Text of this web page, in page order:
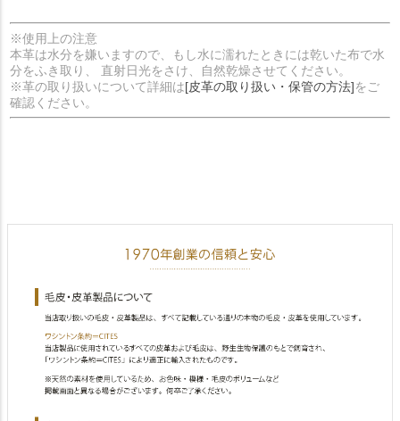
※使用上の注意
本革は水分を嫌いますので、もし水に濡れたときには乾いた布で水
分をふき取り、 直射日光をさけ、自然乾燥させてください。
※革の取り扱いについて詳細は[皮革の取り扱い・保管の方法]をご
確認ください。